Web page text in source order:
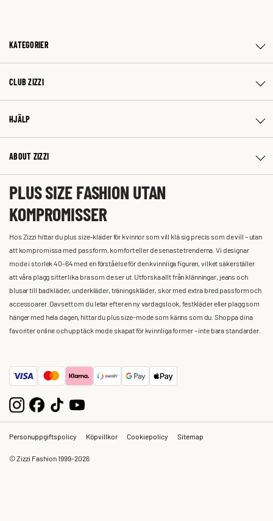
KATEGORIER
CLUB ZIZZI
HJÄLP
ABOUT ZIZZI
PLUS SIZE FASHION UTAN
KOMPROMISSER
Hos Zizzi hittar du plus size-kläder för kvinnor som vill klä sig precis som de vill – utan
att kompromissa med passform, komfort eller de senaste trenderna. Vi designar
mode i storlek 40-64 med en förståelse för den kvinnliga figuren, vilket säkerställer
att våra plagg sitter lika bra som de ser ut. Utforska allt från klänningar, jeans och
blusar till badkläder, underkläder, träningskläder, skor med extra bred passform och
accessoarer. Oavsett om du letar efter en ny vardagslook, festkläder eller plagg som
hänger med hela dagen, hittar du plus size-mode som känns som du. Shoppa dina
favoriter online och upptäck mode skapat för kvinnliga former – inte bara standarder.
Personuppgiftspolicy Köpvillkor Cookiepolicy Sitemap
© Zizzi Fashion 1999-2026